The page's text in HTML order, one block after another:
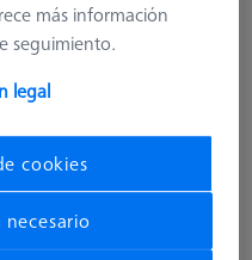
más información
seguimiento.
legal
cookies